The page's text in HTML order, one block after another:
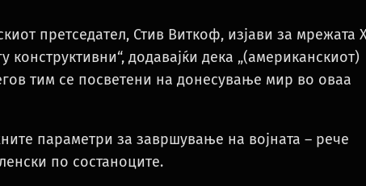
претседател, Стив Виткоф, изјави за мрежата
додавајќи дека „(американскиот)
тим се посветени на донесување мир во оваа
параметри за завршување на војната – рече
по состаноците.